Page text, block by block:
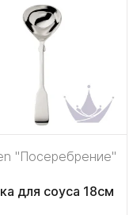
"Посеребрение"
для соуса 18см